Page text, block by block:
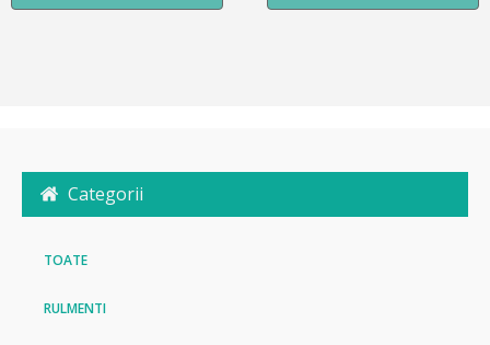
Categorii
TOATE
RULMENTI